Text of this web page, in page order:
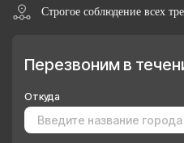
Строгое соблюдение всех
Перезвоним в
Откуда